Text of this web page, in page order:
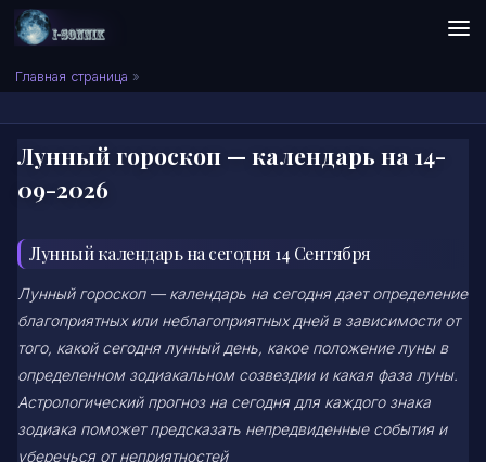
Skip to content
Сонник I-SONNIK.COM
Главная страница »
Лунный гороскоп — календарь на 14-
09-2026
Лунный календарь на сегодня 14 Сентября
Лунный гороскоп — календарь на сегодня дает определение
благоприятных или неблагоприятных дней в зависимости от
того, какой сегодня лунный день, какое положение луны в
определенном зодиакальном созвездии и какая фаза луны.
Астрологический прогноз на сегодня для каждого знака
зодиака поможет предсказать непредвиденные события и
уберечься от неприятностей